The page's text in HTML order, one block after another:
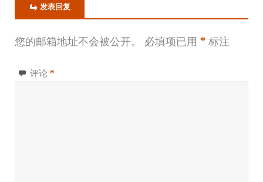
发表回复
您的邮箱地址不会被公开。 必填项已用 * 标注
评论 *